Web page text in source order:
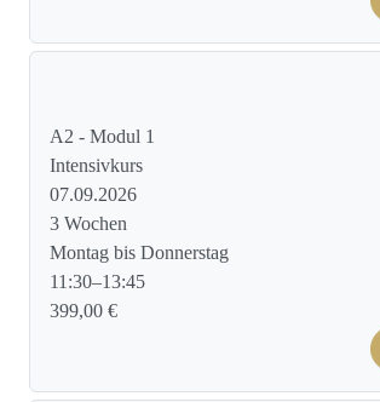
A2 - Modul 1
Intensivkurs
07.09.2026
3 Wochen
Montag bis Donnerstag
11:30–13:45
399,00 €